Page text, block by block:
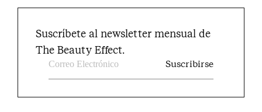
Suscríbete al newsletter mensual de
The Beauty Effect.
InstagramFacebookYoutube PinterestTwitter